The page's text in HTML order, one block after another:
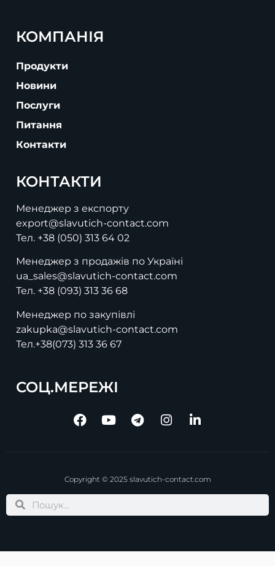
КОМПАНІЯ
Продукти
Новини
Послуги
Питання
Контакти
КОНТАКТИ
Менеджер з експорту
export@slavutich-contact.com
Тел. +38 (050) 313 64 02
Менеджер з продажів по Україні
ua_sales@slavutich-contact.com
Тел. +38 (093) 313 36 68
Менеджер по закупівлі
zakupka@slavutich-contact.com
Тел.+38(073) 313 36 67
СОЦ.МЕРЕЖІ
Copyright © 2025 slavutich-contact.com